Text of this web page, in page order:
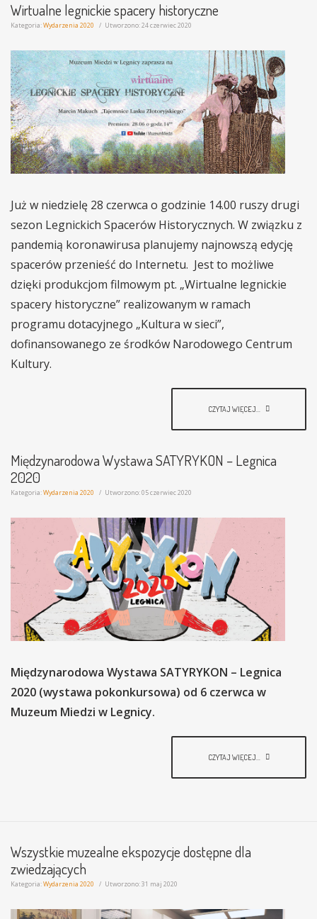
Wirtualne legnickie spacery historyczne
Kategoria:Wydarzenia 2020 Utworzono: 24 czerwiec 2020
Już w niedzielę 28 czerwca o godzinie 14.00 ruszy drugi
sezon Legnickich Spacerów Historycznych. W związku z
pandemią koronawirusa planujemy najnowszą edycję
spacerów przenieść do Internetu. Jest to możliwe
dzięki produkcjom filmowym pt. „Wirtualne legnickie
spacery historyczne” realizowanym w ramach
programu dotacyjnego „Kultura w sieci”,
dofinansowanego ze środków Narodowego Centrum
Kultury.
CZYTAJ WIĘCEJ...
Międzynarodowa Wystawa SATYRYKON – Legnica
2020
Kategoria:Wydarzenia 2020 Utworzono: 05 czerwiec 2020
Międzynarodowa Wystawa SATYRYKON – Legnica
2020 (wystawa pokonkursowa) od 6 czerwca w
Muzeum Miedzi w Legnicy.
CZYTAJ WIĘCEJ...
Wszystkie muzealne ekspozycje dostępne dla
zwiedzających
Kategoria:Wydarzenia 2020 Utworzono: 31 maj 2020